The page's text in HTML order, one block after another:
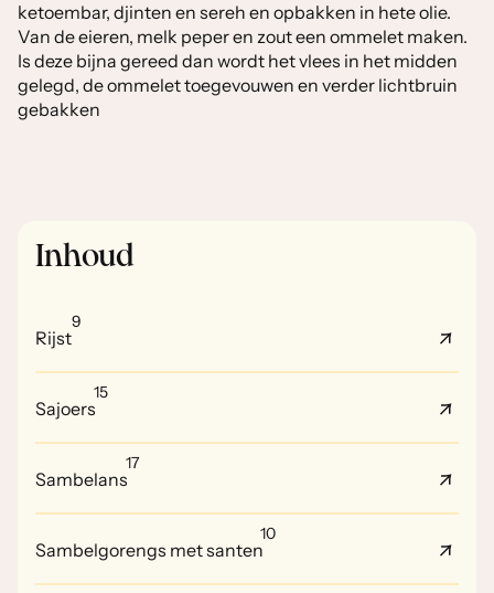
ketoembar, djinten en sereh en opbakken in hete olie.
Van de eieren, melk peper en zout een ommelet maken.
Is deze bijna gereed dan wordt het vlees in het midden
gelegd, de ommelet toegevouwen en verder lichtbruin
gebakken
Inhoud
Rijst
9
Sajoers
15
Sambelans
17
Sambelgorengs met santen
10